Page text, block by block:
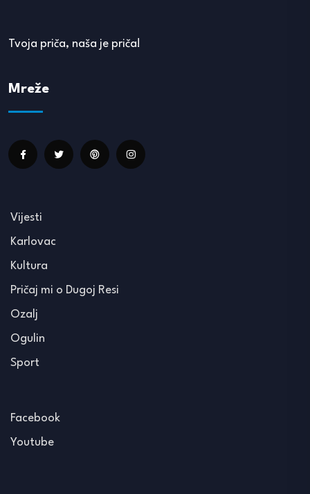
Tvoja priča, naša je priča!
Mreže
Vijesti
Karlovac
Kultura
Pričaj mi o Dugoj Resi
Ozalj
Ogulin
Sport
Facebook
Youtube